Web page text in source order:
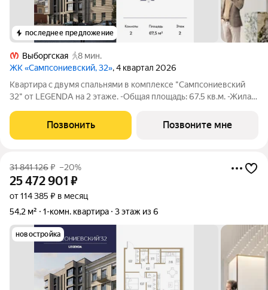
последнее предложение
Выборгская
8 мин.
ЖК «Сампсониевский, 32», 4 квартал 2026
Квартира с двумя спальнями в комплексе "Сампсониевский
32" от LEGENDA на 2 этаже. -Общая площадь: 67.5 кв.м. -Жилая:
-Высота потолков 2.7 м. Квартира - распашонка, без проходных
комнат, окна
Позвонить Позвоните мне
31 841 126₽ –20%
25 472 901 ₽
от 114 385 ₽ в месяц
54,2 м²
1-комн. квартира 3 этаж из 6
новостройка